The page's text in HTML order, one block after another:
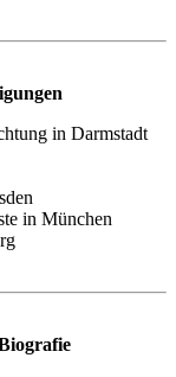
in Darmstadt
in München